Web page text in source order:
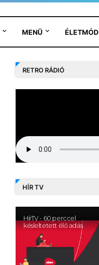
MENÜ ÉLETMÓD
RETRO RÁDIÓ
HÍR TV